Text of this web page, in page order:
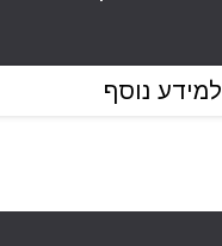
למידע נוסף